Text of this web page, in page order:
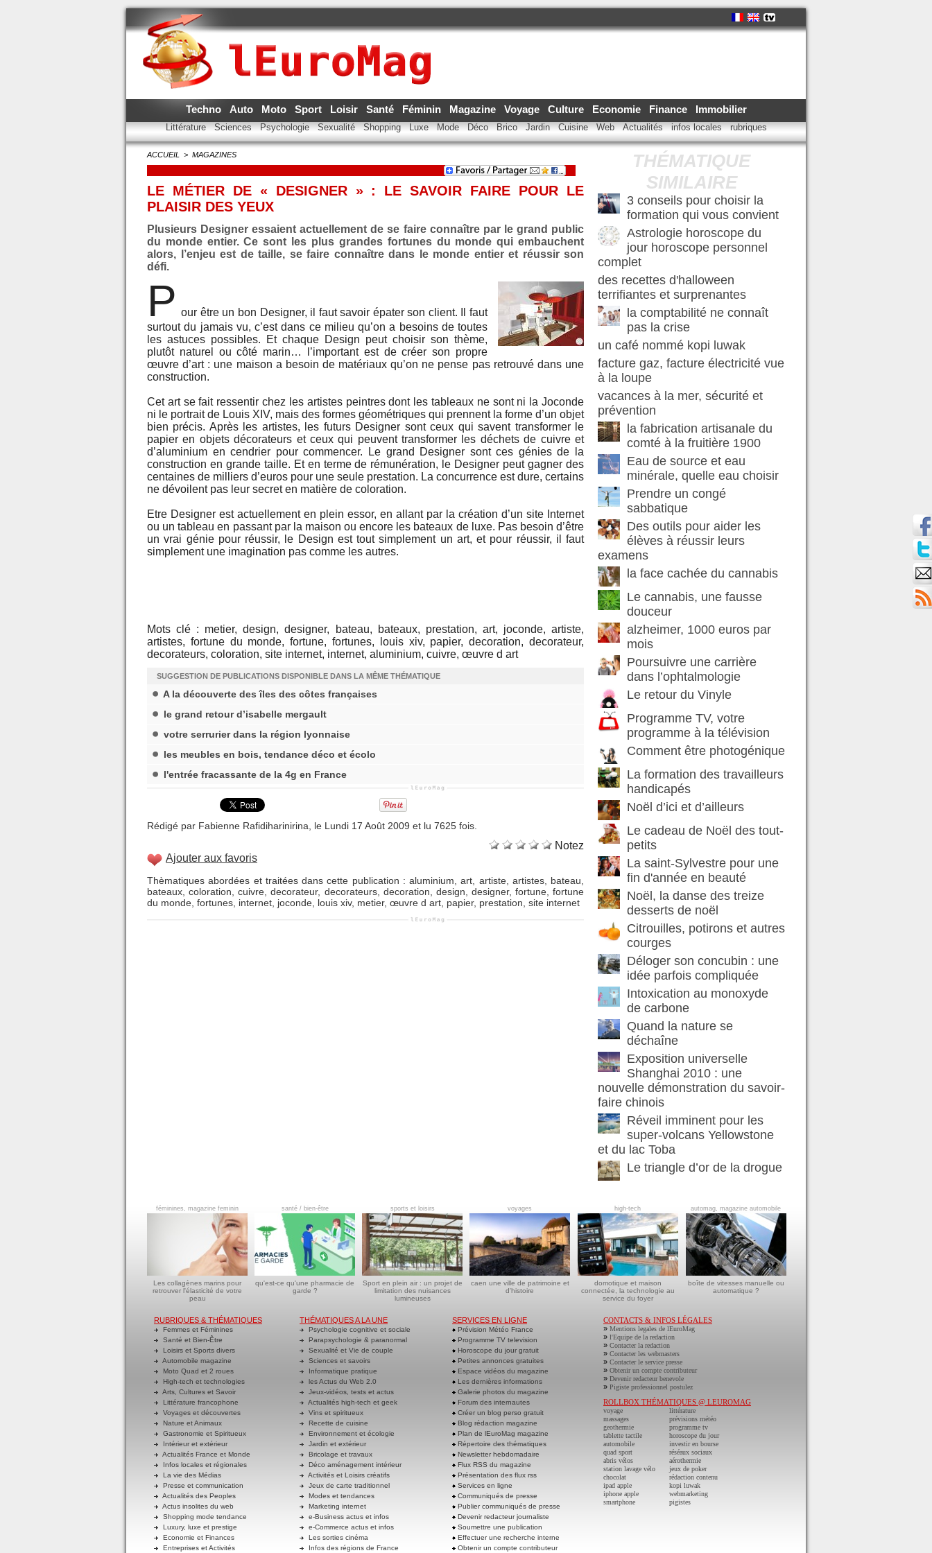
Techno Auto Moto Sport Loisir Santé Féminin Magazine Voyage Culture Economie Finance Immobilier
Littérature Sciences Psychologie Sexualité Shopping Luxe Mode Déco Brico Jardin Cuisine Web Actualités infos locales rubriques
ACCUEIL > MAGAZINES
LE MÉTIER DE « DESIGNER » : LE SAVOIR FAIRE POUR LE
PLAISIR DES YEUX
Plusieurs Designer essaient actuellement de se faire connaître par le grand public
du monde entier. Ce sont les plus grandes fortunes du monde qui embauchent
alors, l’enjeu est de taille, se faire connaître dans le monde entier et réussir son
défi.
P our être un bon Designer, il faut savoir épater son client. Il faut
surtout du jamais vu, c’est dans ce milieu qu’on a besoins de toutes
les astuces possibles. Et chaque Design peut choisir son thème,
plutôt naturel ou côté marin… l’important est de créer son propre
œuvre d’art : une maison a besoin de matériaux qu’on ne pense pas retrouvé dans une
construction.
Cet art se fait ressentir chez les artistes peintres dont les tableaux ne sont ni la Joconde
ni le portrait de Louis XIV, mais des formes géométriques qui prennent la forme d’un objet
bien précis. Après les artistes, les futurs Designer sont ceux qui savent transformer le
papier en objets décorateurs et ceux qui peuvent transformer les déchets de cuivre et
d’aluminium en cendrier pour commencer. Le grand Designer sont ces génies de la
construction en grande taille. Et en terme de rémunération, le Designer peut gagner des
centaines de milliers d’euros pour une seule prestation. La concurrence est dure, certains
ne dévoilent pas leur secret en matière de coloration.
Etre Designer est actuellement en plein essor, en allant par la création d’un site Internet
ou un tableau en passant par la maison ou encore les bateaux de luxe. Pas besoin d’être
un vrai génie pour réussir, le Design est tout simplement un art, et pour réussir, il faut
simplement une imagination pas comme les autres.
Mots clé : metier, design, designer, bateau, bateaux, prestation, art, joconde, artiste,
artistes, fortune du monde, fortune, fortunes, louis xiv, papier, decoration, decorateur,
decorateurs, coloration, site internet, internet, aluminium, cuivre, œuvre d art
SUGGESTION DE PUBLICATIONS DISPONIBLE DANS LA MÊME THÉMATIQUE
A la découverte des îles des côtes françaises
le grand retour d’isabelle mergault
votre serrurier dans la région lyonnaise
les meubles en bois, tendance déco et écolo
l'entrée fracassante de la 4g en France
Rédigé par Fabienne Rafidiharinirina, le Lundi 17 Août 2009 et lu 7625 fois.
Notez
Ajouter aux favoris
Thèmatiques abordées et traitées dans cette publication : aluminium ,art artiste, artistes, bateau
bateaux ,coloration ,cuivre ,decorateur, decorateurs, decoration design designer, fortune ,fortune
du monde fortunes internet joconde louis xiv, metier, œuvre d art papier, prestation site internet
THÉMATIQUE
SIMILAIRE
3 conseils pour choisir la
formation qui vous convient
Astrologie horoscope du
jour horoscope personnel
complet
des recettes d'halloween
terrifiantes et surprenantes
la comptabilité ne connaît
pas la crise
un café nommé kopi luwak
facture gaz, facture électricité vue
à la loupe
vacances à la mer, sécurité et
prévention
la fabrication artisanale du
comté à la fruitière 1900
Eau de source et eau
minérale, quelle eau choisir
Prendre un congé
sabbatique
Des outils pour aider les
élèves à réussir leurs
examens
la face cachée du cannabis
Le cannabis, une fausse
douceur
alzheimer, 1000 euros par
mois
Poursuivre une carrière
dans l’ophtalmologie
Le retour du Vinyle
Programme TV, votre
programme à la télévision
Comment être photogénique
La formation des travailleurs
handicapés
Noël d’ici et d’ailleurs
Le cadeau de Noël des tout-
petits
La saint-Sylvestre pour une
fin d'année en beauté
Noël, la danse des treize
desserts de noël
Citrouilles, potirons et autres
courges
Déloger son concubin : une
idée parfois compliquée
Intoxication au monoxyde
de carbone
Quand la nature se
déchaîne
Exposition universelle
Shanghai 2010 : une
nouvelle démonstration du savoir-
faire chinois
Réveil imminent pour les
super-volcans Yellowstone
et du lac Toba
Le triangle d’or de la drogue
féminines, magazine feminin
Les collagènes marins pour
retrouver l'élasticité de votre
peau
santé / bien-être
qu'est-ce qu'une pharmacie de
garde ?
sports et loisirs
Sport en plein air : un projet de
limitation des nuisances
lumineuses
voyages
caen une ville de patrimoine et
d'histoire
high-tech
domotique et maison
connectée, la technologie au
service du foyer
automag, magazine automobile
boîte de vitesses manuelle ou
automatique ?
RUBRIQUES & THÉMATIQUES
Femmes et Féminines
Santé et Bien-Être
Loisirs et Sports divers
Automobile magazine
Moto Quad et 2 roues
High-tech et technologies
Arts, Cultures et Savoir
Littérature francophone
Voyages et découvertes
Nature et Animaux
Gastronomie et Spiritueux
Intérieur et extérieur
Actualités France et Monde
Infos locales et régionales
La vie des Médias
Presse et communication
Actualités des Peoples
Actus insolites du web
Shopping mode tendance
Luxury, luxe et prestige
Economie et Finances
Entreprises et Activités
THÉMATIQUES A LA UNE
Psychologie cognitive et sociale
Parapsychologie & paranormal
Sexualité et Vie de couple
Sciences et savoirs
Informatique pratique
les Actus du Web 2.0
Jeux-vidéos, tests et actus
Actualités high-tech et geek
Vins et spiritueux
Recette de cuisine
Environnement et écologie
Jardin et extérieur
Bricolage et travaux
Déco aménagement intérieur
Activités et Loisirs créatifs
Jeux de carte traditionnel
Modes et tendances
Marketing internet
e-Business actus et infos
e-Commerce actus et infos
Les sorties cinéma
Infos des régions de France
SERVICES EN LIGNE
Prévision Météo France
Programme TV television
Horoscope du jour gratuit
Petites annonces gratuites
Espace vidéos du magazine
Les dernières informations
Galerie photos du magazine
Forum des internautes
Créer un blog perso gratuit
Blog rédaction magazine
Plan de lEuroMag magazine
Répertoire des thématiques
Newsletter hebdomadaire
Flux RSS du magazine
Présentation des flux rss
Services en ligne
Communiqués de presse
Publier communiqués de presse
Devenir redacteur journaliste
Soumettre une publication
Effectuer une recherche interne
Obtenir un compte contributeur
CONTACTS & INFOS LÉGALES
» Mentions legales de lEuroMag
» l'Equipe de la redaction
» Contacter la redaction
» Contacter les webmasters
» Contacter le service presse
» Obtenir un compte contributeur
» Devenir redacteur benevole
» Pigiste professionnel postulez
ROLLBOX THÉMATIQUES @ LEUROMAG
voyage
massages
geothermie
tablette tactile
automobile
quad sport
abris vélos
station lavage vélo
chocolat
ipad apple
iphone apple
smartphone
littérature
prévisions météo
programme tv
horoscope du jour
investir en bourse
réséaux sociaux
aérothermie
jeux de poker
rédaction contenu
kopi luwak
webmarketing
pigistes